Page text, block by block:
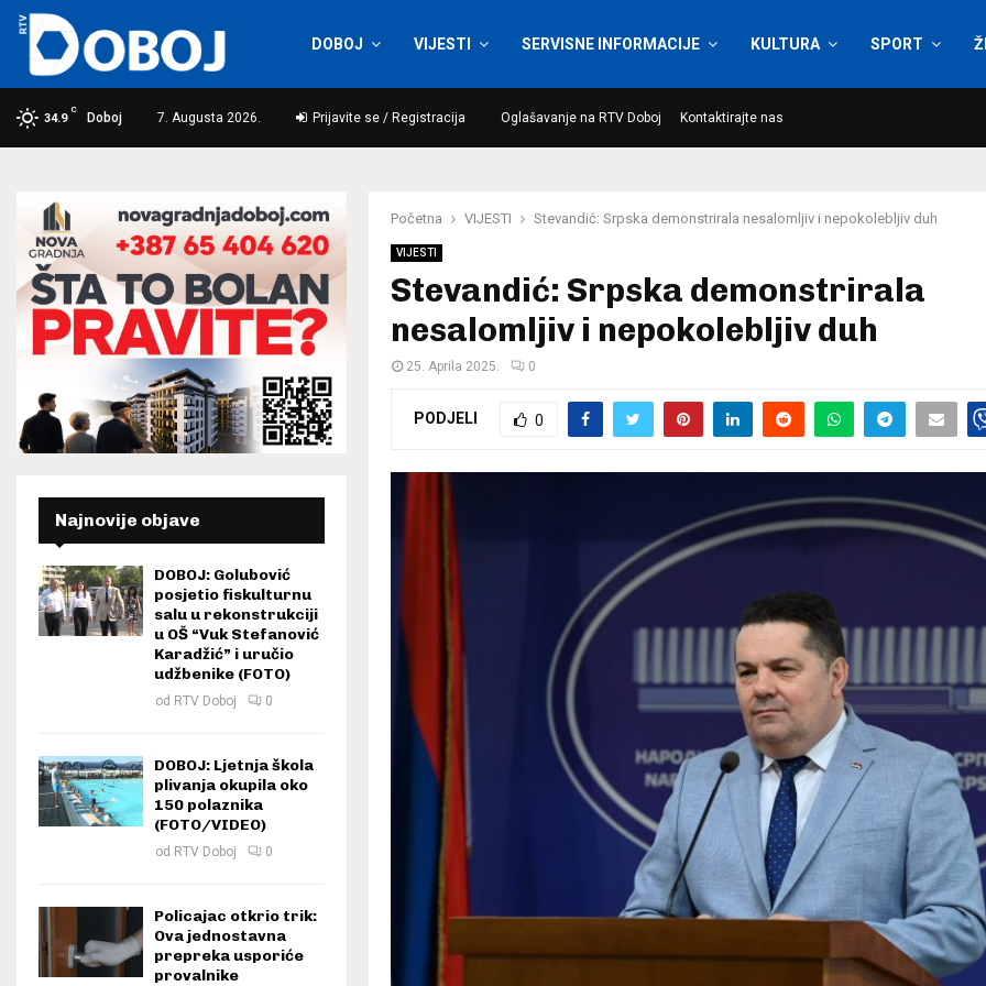
DOBOJ VIJESTI SERVISNE INFORMACIJE KULTURA SPORT
34.9
C
Doboj 7. Augusta 2026. Prijavite se / Registracija Oglašavanje na RTV Doboj Kontaktirajte nas
Početna VIJESTI Stevandić: Srpska demonstrirala nesalomljiv i nepokolebljiv duh
VIJESTI
Stevandić: Srpska demonstrirala
nesalomljiv i nepokolebljiv duh
25. Aprila 2025. 0
PODJELI 0
Najnovije objave
DOBOJ: Golubović
posjetio fiskulturnu
salu u rekonstrukciji
u OŠ “Vuk Stefanović
Karadžić” i uručio
udžbenike (FOTO)
od RTV Doboj 0
DOBOJ: Ljetnja škola
plivanja okupila oko
150 polaznika
(FOTO/VIDEO)
od RTV Doboj 0
Policajac otkrio trik:
Ova jednostavna
prepreka usporiće
provalnike